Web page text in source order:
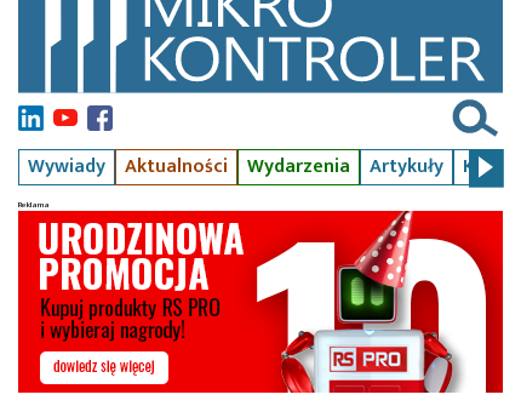
Wywiady Aktualności Wydarzenia Artykuły Kursy